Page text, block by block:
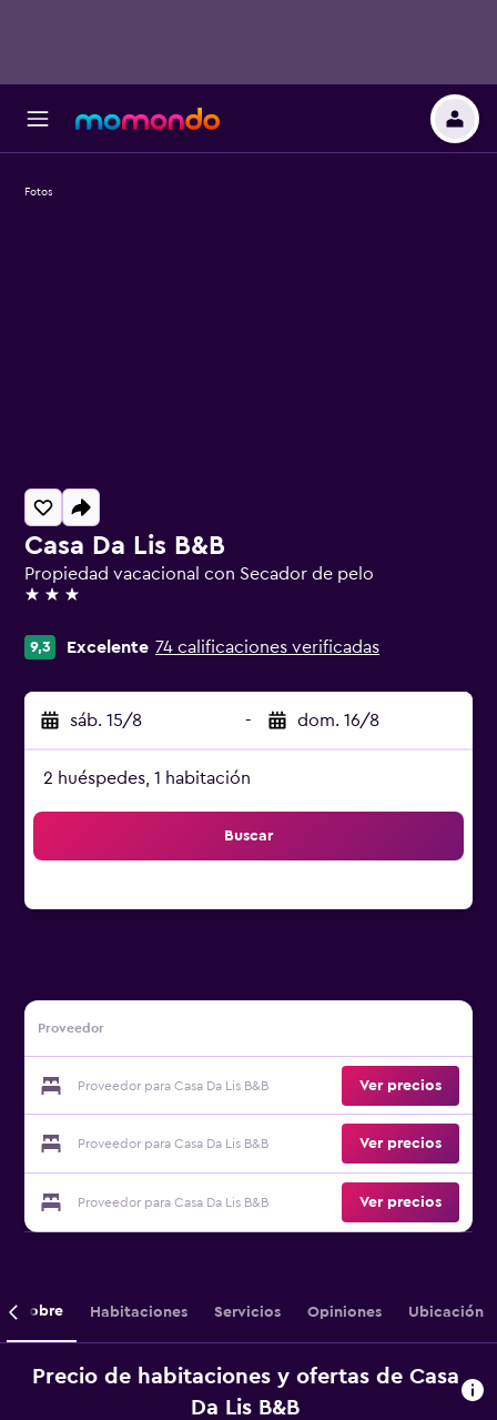
Casa Da Lis B&B
Propiedad vacacional con Secador de pelo
3 estrellas
9,3 Excelente 74 calificaciones verificadas
sáb. 15/8 - dom. 16/8
2 huéspedes, 1 habitación
Buscar
Proveedor
Proveedor para Casa Da Lis B&B Ver precios
Proveedor para Casa Da Lis B&B Ver precios
Proveedor para Casa Da Lis B&B Ver precios
Fotos
Sobre Habitaciones Servicios Opiniones Ubicación
Precio de habitaciones y ofertas de Casa
Da Lis B&B